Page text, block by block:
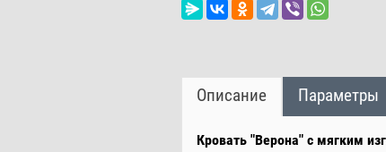
Описание Параметры
Кровать "Верона" с мягким